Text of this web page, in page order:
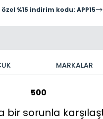
özel %15 indirim kodu: APP15
MARKALAR
500
bir sorunla